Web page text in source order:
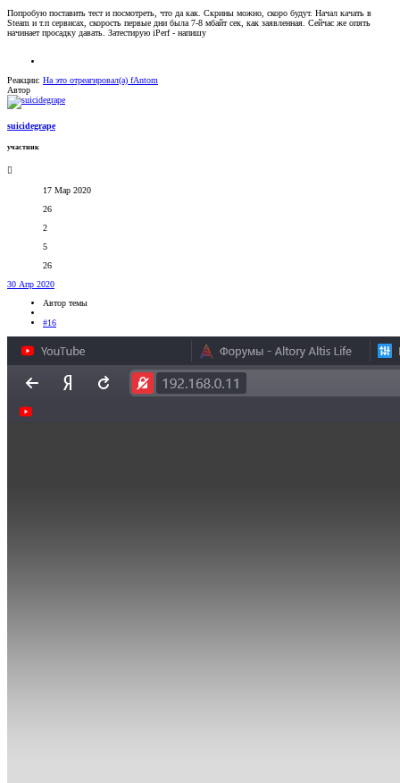
Попробую поставить тест и посмотреть, что да как. Скрины можно, скоро будут. Начал качать в
Steam и т.п сервисах, скорость первые дни была 7-8 мбайт сек, как заявленная. Сейчас же опять
начинает просадку давать. Затестирую iPerf - напишу
Реакции: На это отреагировал(а) fAntom
Автор
suicidegrape
участник
17 Мар 2020
26
2
5
26
30 Апр 2020
Автор темы
#16